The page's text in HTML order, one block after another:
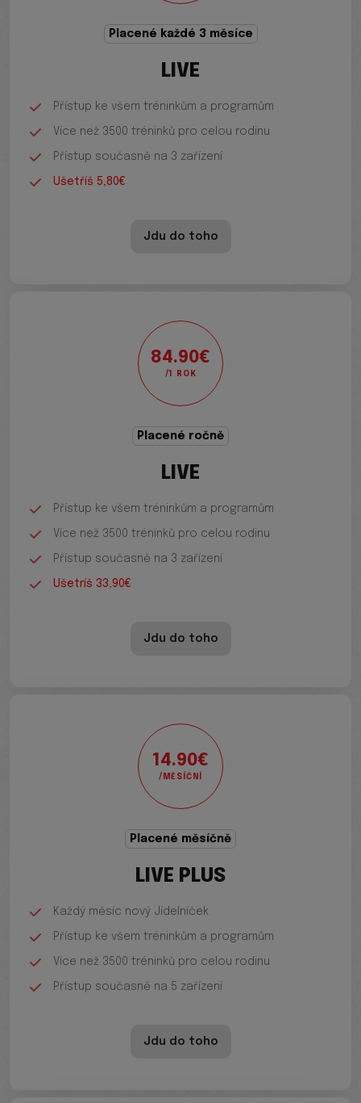
Placené každé 3 měsíce
LIVE
Přístup ke všem tréninkům a programům
Více než 3500 tréninků pro celou rodinu
Přístup současně na 3 zařízení
Ušetříš 5,80€
Jdu do toho
84.90€
/1 ROK
Placené ročně
LIVE
Přístup ke všem tréninkům a programům
Více než 3500 tréninků pro celou rodinu
Přístup současně na 3 zařízení
Ušetríš 33,90€
Jdu do toho
14.90€
/MĚSÍČNÍ
Placené měsíčně
LIVE PLUS
Každý měsíc nový Jídelníček
Přístup ke všem tréninkům a programům
Více než 3500 tréninků pro celou rodinu
Přístup současně na 5 zařízení
Jdu do toho